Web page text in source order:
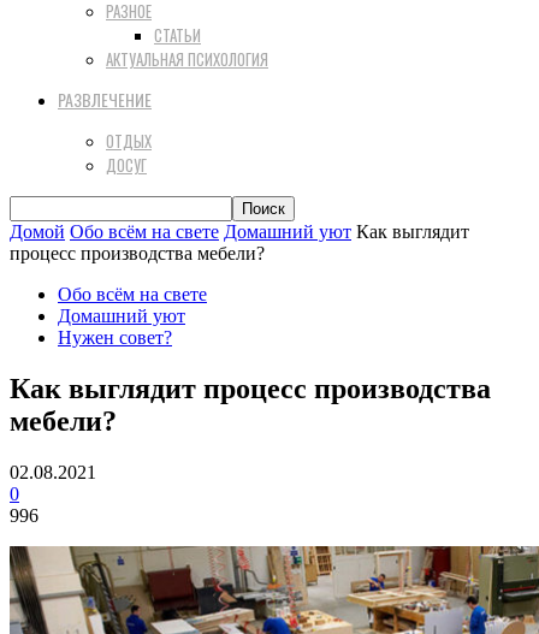
РАЗНОЕ
СТАТЬИ
АКТУАЛЬНАЯ ПСИХОЛОГИЯ
РАЗВЛЕЧЕНИЕ
ОТДЫХ
ДОСУГ
Домой Обо всём на свете Домашний уют Как выглядит
процесс производства мебели?
Обо всём на свете
Домашний уют
Нужен совет?
Как выглядит процесс производства
мебели?
02.08.2021
0
996